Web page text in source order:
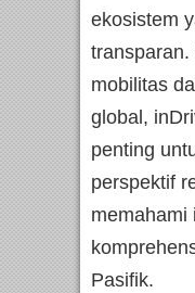
ekosistem
transparan.
mobilitas
global,
penting
perspektif
memahami
Pasifik.